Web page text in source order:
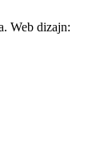
Web dizajn: